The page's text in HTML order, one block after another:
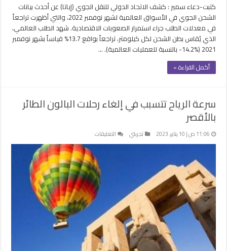
كتبت-دعاء سمير : كشف الاتحاد الدولي للنقل الجوي (إياتا) عن أحدث بيانات
الشحن الجوي في الأسواق العالمية لشهر نوفمبر 2022، والتي أظهرت تراجعاً
في معدلات الطلب جراء استمرار الصعوبات الاقتصادية. شهد الطلب العالمي،
الذي يُقاس بطن الشحن لكل كيلومتر، تراجعاً بواقع 13.7% قياساً بشهر نوفمبر
2021 (%14.2- بالنسبة للعمليات العالمية). …
أكمل القراءة »
سرعة الرياح تتسبب في إلغاء رحلات البالون الطائر
بالأقصر
11:06 ص | 10 يناير، 2023 تجربتي التعليقات
سرعة
الرياح
تتسبب
في
إلغاء
رحلات
البالون
الطائر
بالأقصر
مغلقة